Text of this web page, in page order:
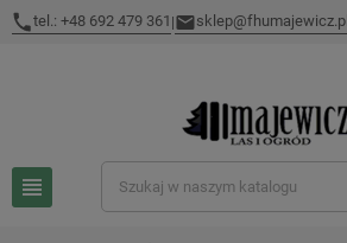
tel.: +48 692 479 361 | sklep@fhumajewicz.pl
view_headline